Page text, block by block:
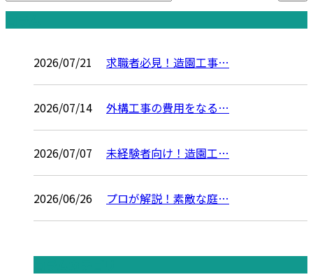
2026/07/21 求職者必見！造園工事…
2026/07/14 外構工事の費用をなる…
2026/07/07 未経験者向け！造園工…
2026/06/26 プロが解説！素敵な庭…